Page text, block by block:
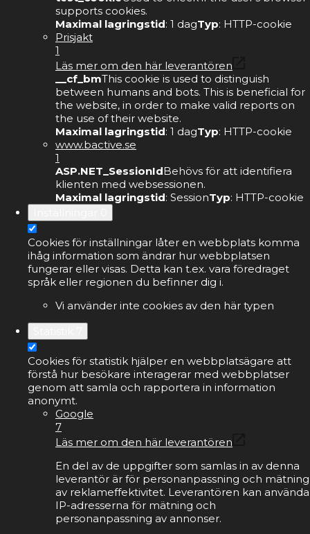
supports cookies.
Maximal lagringstid: 1 dagTyp: HTTP-cookie
Prisjakt
1
Läs mer om den här leverantören
__cf_bmThis cookie is used to distinguish
between humans and bots. This is beneficial for
the website, in order to make valid reports on
the use of their website.
Maximal lagringstid: 1 dagTyp: HTTP-cookie
www.bactive.se
1
ASP.NET_SessionIdBehövs för att identifiera
klienten med websessionen.
Maximal lagringstid: SessionTyp: HTTP-cookie
Cookies för inställningar låter en webbplats komma
ihåg information som ändrar hur webbplatsen
fungerar eller visas. Detta kan t.ex. vara föredraget
språk eller regionen du befinner dig i.
Vi använder inte cookies av den här typen
Cookies för statistik hjälper en webbplatsägare att
förstå hur besökare interagerar med webbplatser
genom att samla och rapportera in information
anonymt.
Google
7
Läs mer om den här leverantören
En del av de uppgifter som samlas in av denna
leverantör är för personanpassning och mätning
av reklameffektivitet. Leverantören kan använda
IP-adresserna för mätning och
personanpassning av annonser.